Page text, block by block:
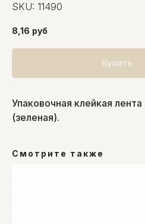
SKU: 11490
8,16 руб
Купить
Упаковочная клейкая
(зеленая).
Смотрите также